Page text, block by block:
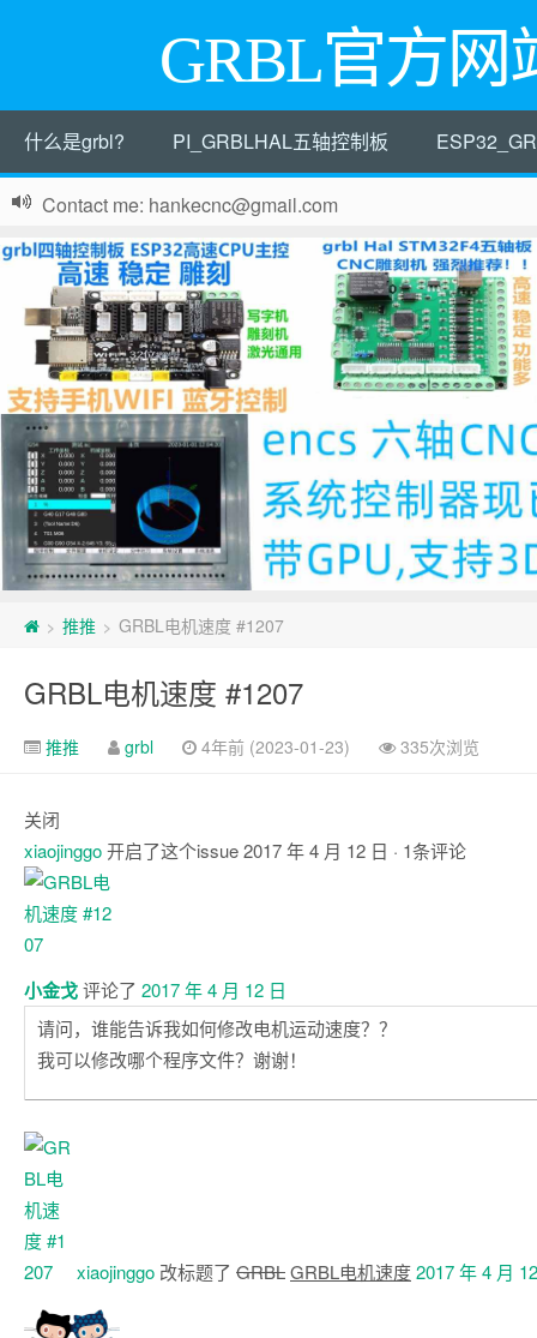
GRBL官方网
什么是grbl? PI_GRBLHAL五轴控制板
Contact me: hankecnc@gmail.com
> 推推 > GRBL电机速度 #1207
GRBL电机速度 #1207
推推 grbl 4年前 (2023-01-23) 335次浏览
关闭
xiaojinggo开启了这个issue2017 年 4 月 12 日 · 1条评论
注
释
小金戈评论了 2017 年 4 月 12 日
请问，谁能告诉我如何修改电机运动速度？？
我可以修改哪个程序文件？谢谢！
xiaojinggo 改标题了 GRBLGRBL电机速度2017 年 4 月